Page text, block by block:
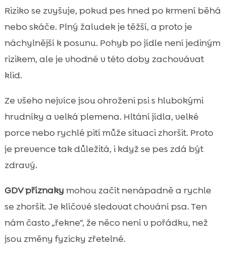
Riziko se zvyšuje, pokud pes hned po krmení běhá
nebo skáče. Plný žaludek je těžší, a proto je
náchylnější k posunu. Pohyb po jídle není jediným
rizikem, ale je vhodné v této doby zachovávat
klid.
Ze všeho nejvíce jsou ohroženi psi s hlubokými
hrudníky a velká plemena. Hltání jídla, velké
porce nebo rychlé pití může situaci zhoršit. Proto
je prevence tak důležitá, i když se pes zdá být
zdravý.
GDV příznaky mohou začít nenápadně a rychle
se zhoršit. Je klíčové sledovat chování psa. Ten
nám často „řekne“, že něco není v pořádku, než
jsou změny fyzicky zřetelné.